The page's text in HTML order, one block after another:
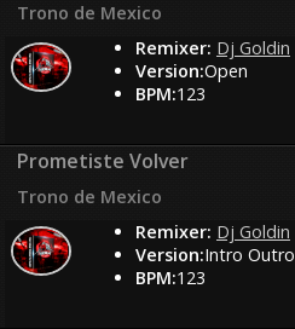
Trono de Mexico
Remixer: Dj Goldin
Version:Open
BPM:123
Prometiste Volver
Trono de Mexico
Remixer: Dj Goldin
Version:Intro Outro
BPM:123